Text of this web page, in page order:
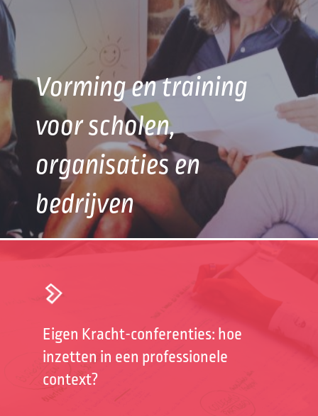
Vorming en training
voor scholen,
organisaties en
bedrijven
Eigen Kracht-conferenties: hoe
inzetten in een professionele
context?